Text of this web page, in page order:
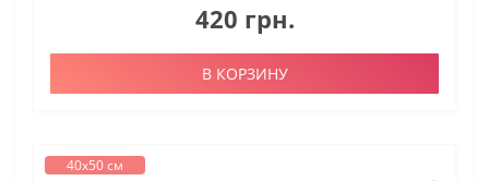
420 грн.
В КОРЗИНУ
40х50 см